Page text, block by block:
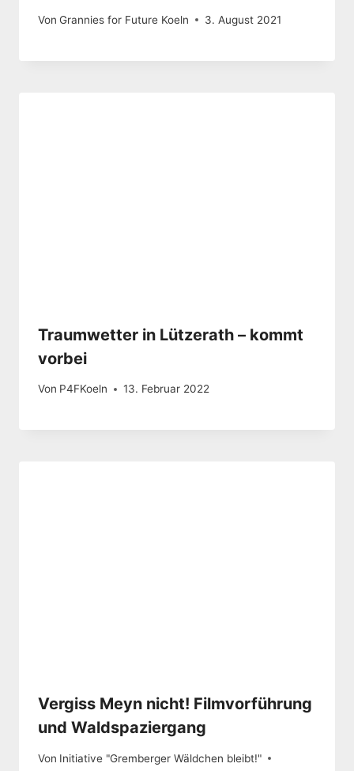
Von Grannies for Future Koeln 3. August 2021
Traumwetter in Lützerath – kommt
vorbei
Von P4FKoeln 13. Februar 2022
Vergiss Meyn nicht! Filmvorführung
und Waldspaziergang
Von Initiative "Gremberger Wäldchen bleibt!"